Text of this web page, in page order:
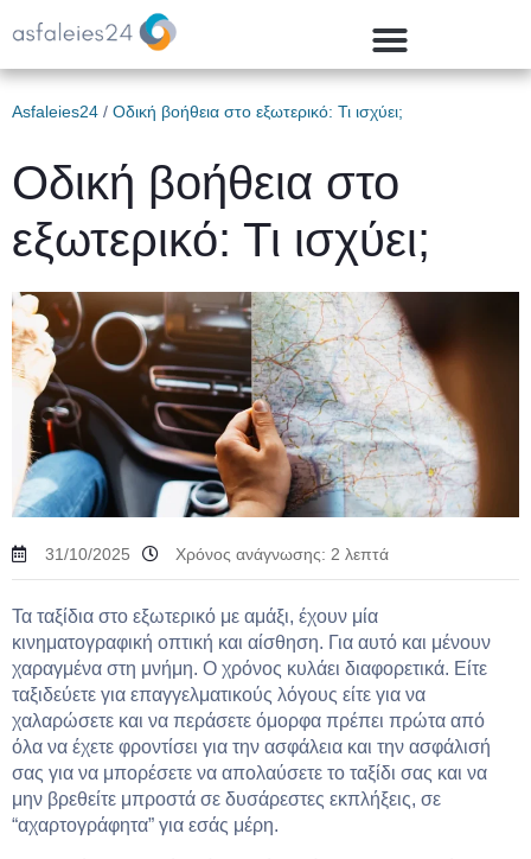
Asfaleies24 / Οδική βοήθεια στο εξωτερικό: Τι ισχύει;
Οδική βοήθεια στο
εξωτερικό: Τι ισχύει;
31/10/2025 Χρόνος ανάγνωσης: 2 λεπτά
Τα ταξίδια στο εξωτερικό με αμάξι, έχουν μία
κινηματογραφική οπτική και αίσθηση. Για αυτό και μένουν
χαραγμένα στη μνήμη. Ο χρόνος κυλάει διαφορετικά. Είτε
ταξιδεύετε για επαγγελματικούς λόγους είτε για να
χαλαρώσετε και να περάσετε όμορφα πρέπει πρώτα από
όλα να έχετε φροντίσει για την ασφάλεια και την ασφάλισή
σας για να μπορέσετε να απολαύσετε το ταξίδι σας και να
μην βρεθείτε μπροστά σε δυσάρεστες εκπλήξεις, σε
“αχαρτογράφητα” για εσάς μέρη.